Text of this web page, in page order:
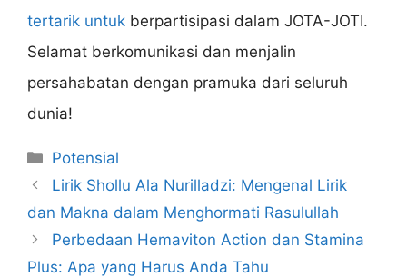
tertarik untuk berpartisipasi dalam JOTA-JOTI.
Selamat berkomunikasi dan menjalin
persahabatan dengan pramuka dari seluruh
dunia!
Categories
Potensial
Lirik Shollu Ala Nurilladzi: Mengenal Lirik
dan Makna dalam Menghormati Rasulullah
Perbedaan Hemaviton Action dan Stamina
Plus: Apa yang Harus Anda Tahu